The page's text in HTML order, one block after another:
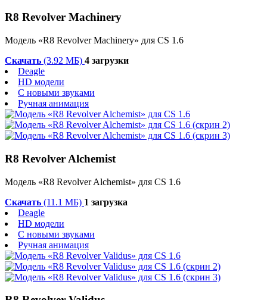
R8 Revolver Machinery
Модель «R8 Revolver Machinery» для CS 1.6
Скачать (3.92 МБ) 4 загрузки
Deagle
HD модели
С новыми звуками
Ручная анимация
R8 Revolver Alchemist
Модель «R8 Revolver Alchemist» для CS 1.6
Скачать (11.1 МБ) 1 загрузка
Deagle
HD модели
С новыми звуками
Ручная анимация